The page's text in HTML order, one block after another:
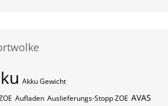
Akku Gewicht
Aufladen Auslieferungs-Stopp ZOE AVAS